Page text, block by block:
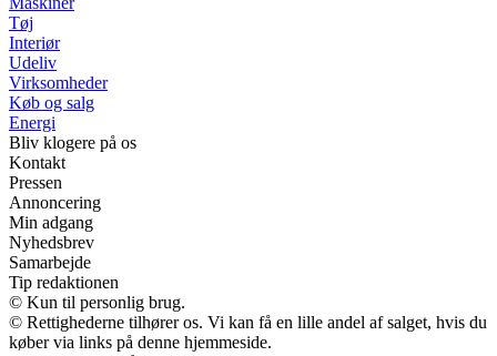
Tøj
Interiør
Udeliv
Virksomheder
Køb og salg
Energi
Bliv klogere på os
Kontakt
Pressen
Annoncering
Min adgang
Nyhedsbrev
Samarbejde
Tip redaktionen
© Kun til personlig brug.
© Rettighederne tilhører os. Vi kan få en lille andel af salget, hvis du
køber via links på denne hjemmeside.